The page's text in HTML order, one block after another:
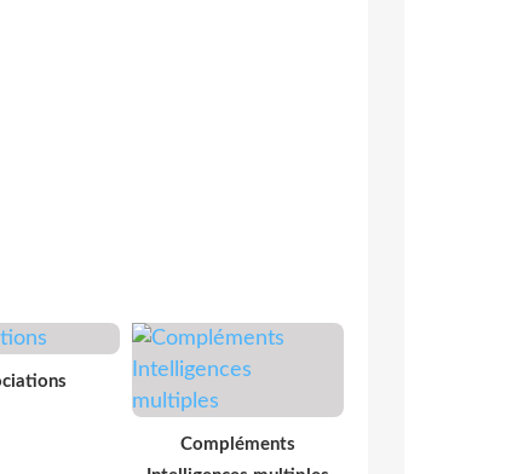
Compléments